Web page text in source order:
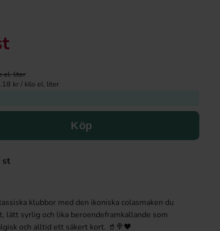
el. liter
kr / kilo el. liter
Köp
st
klubbor med den ikoniska colasmaken du
lätt syrlig och lika beroendeframkallande som
och alltid ett säkert kort. 🥤🍭🖤